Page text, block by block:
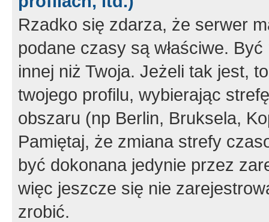
Rzadko się zdarza, że serwer
podane czasy są właściwe.
innej niż Twoja. Jeżeli tak jest,
twojego profilu, wybierając
obszaru (np Berlin, Bruksela,
Pamiętaj, że zmiana strefy
być dokonana jedynie przez
więc jeszcze się nie
zrobić.